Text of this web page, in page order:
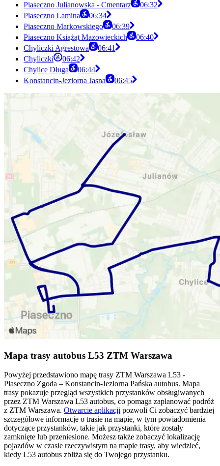
Piaseczno Julianowska - Cmentarz
06:32
Piaseczno Lamina
06:34
Piaseczno Markowskiego
06:39
Piaseczno Książąt Mazowieckich
06:40
Chyliczki Agrestowa
06:41
Chyliczki
06:42
Chylice Długa
06:44
Konstancin-Jeziorna Jasna
06:45
Mapa trasy autobus L53 ZTM Warszawa
Powyżej przedstawiono mapę trasy ZTM Warszawa L53 -
Piaseczno Zgoda – Konstancin-Jeziorna Pańska autobus. Mapa
trasy pokazuje przegląd wszystkich przystanków obsługiwanych
przez ZTM Warszawa L53 autobus, co pomaga zaplanować podróż
z ZTM Warszawa. Otwarcie aplikacji pozwoli Ci zobaczyć bardziej
szczegółowe informacje o trasie na mapie, w tym powiadomienia
dotyczące przystanków, takie jak przystanki, które zostały
zamknięte lub przeniesione. Możesz także zobaczyć lokalizację
pojazdów w czasie rzeczywistym na mapie trasy, aby wiedzieć,
kiedy L53 autobus zbliża się do Twojego przystanku.